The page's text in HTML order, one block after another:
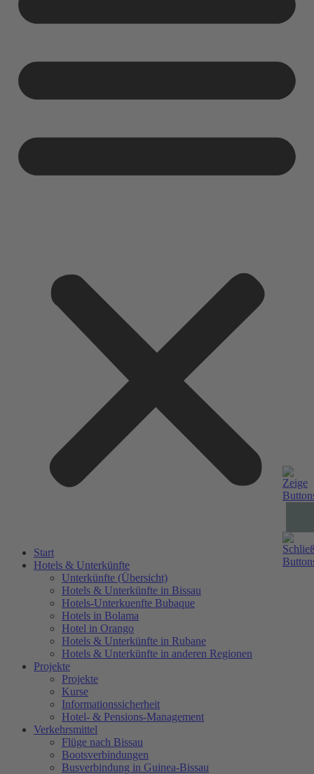
Start
Hotels & Unterkünfte
Unterkünfte (Übersicht)
Hotels & Unterkünfte in Bissau
Hotels-Unterkuenfte Bubaque
Hotels in Bolama
Hotel in Orango
Hotels & Unterkünfte in Rubane
Hotels & Unterkünfte in anderen Regionen
Projekte
Projekte
Kurse
Informationssicherheit
Hotel- & Pensions-Management
Verkehrsmittel
Flüge nach Bissau
Bootsverbindungen
Busverbindung in Guinea-Bissau